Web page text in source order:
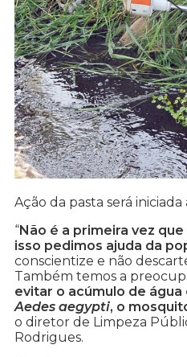
Ação da pasta será iniciada
“Não é a primeira vez
isso pedimos ajuda da
conscientize e não
Também temos a
evitar o acúmulo de
Aedes aegypti, o
o diretor de Limpeza
Rodrigues.